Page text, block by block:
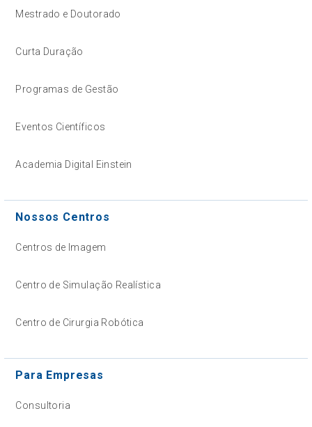
Mestrado e Doutorado
Curta Duração
Programas de Gestão
Eventos Científicos
Academia Digital Einstein
Nossos Centros
Centros de Imagem
Centro de Simulação Realística
Centro de Cirurgia Robótica
Para Empresas
Consultoria